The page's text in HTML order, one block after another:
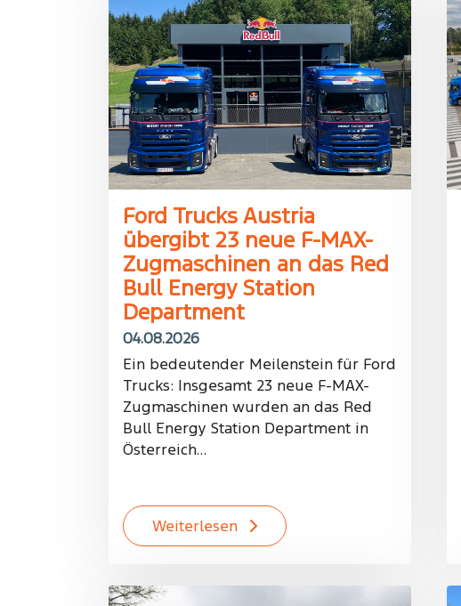
Ford Trucks Austria
übergibt 23 neue F-MAX-
Zugmaschinen an das Red
Bull Energy Station
Department
04.08.2026
Ein bedeutender Meilenstein für Ford
Trucks: Insgesamt 23 neue F-MAX-
Zugmaschinen wurden an das Red
Bull Energy Station Department in
Österreich…
Weiterlesen